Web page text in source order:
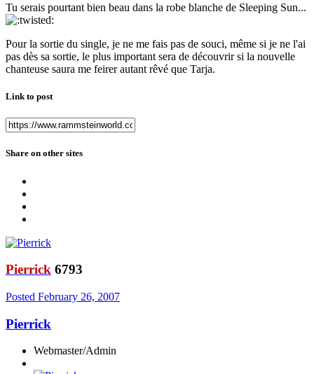
Tu serais pourtant bien beau dans la robe blanche de Sleeping Sun...
Pour la sortie du single, je ne me fais pas de souci, même si je ne l'ai
pas dès sa sortie, le plus important sera de découvrir si la nouvelle
chanteuse saura me feirer autant rêvé que Tarja.
Link to post
Share on other sites
Pierrick 6793
Posted February 26, 2007
Pierrick
Webmaster/Admin